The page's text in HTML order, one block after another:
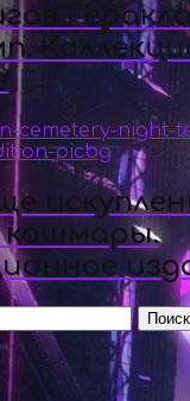
кошмары.